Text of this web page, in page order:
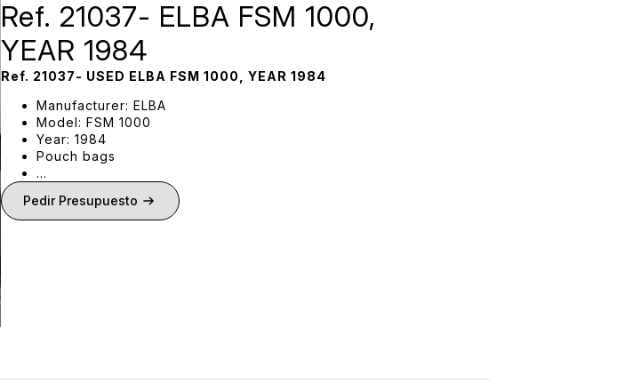
Ref. 21037- ELBA FSM 1000,
YEAR 1984
Ref. 21037- USED ELBA FSM 1000, YEAR 1984
Manufacturer: ELBA
Model: FSM 1000
Year: 1984
Pouch bags
…
Pedir Presupuesto